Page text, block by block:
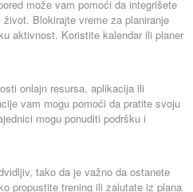
može vam pomoći da integrišete
Blokirajte vreme za planiranje
aktivnost. Koristite kalendar ili planer
onlajn resursa, aplikacija ili
vam mogu pomoći da pratite svoju
mogu ponuditi podršku i
tako da je važno da ostanete
propustite trening ili zalutate iz plana